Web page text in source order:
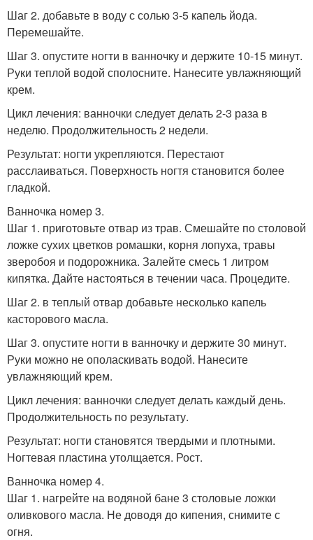
Шаг 2. добавьте в воду с солью 3-5 капель йода.
Перемешайте.
Шаг 3. опустите ногти в ванночку и держите 10-15 минут.
Руки теплой водой сполосните. Нанесите увлажняющий
крем.
Цикл лечения: ванночки следует делать 2-3 раза в
неделю. Продолжительность 2 недели.
Результат: ногти укрепляются. Перестают
расслаиваться. Поверхность ногтя становится более
гладкой.
Ванночка номер 3.
Шаг 1. приготовьте отвар из трав. Смешайте по столовой
ложке сухих цветков ромашки, корня лопуха, травы
зверобоя и подорожника. Залейте смесь 1 литром
кипятка. Дайте настояться в течении часа. Процедите.
Шаг 2. в теплый отвар добавьте несколько капель
касторового масла.
Шаг 3. опустите ногти в ванночку и держите 30 минут.
Руки можно не ополаскивать водой. Нанесите
увлажняющий крем.
Цикл лечения: ванночки следует делать каждый день.
Продолжительность по результату.
Результат: ногти становятся твердыми и плотными.
Ногтевая пластина утолщается. Рост.
Ванночка номер 4.
Шаг 1. нагрейте на водяной бане 3 столовые ложки
оливкового масла. Не доводя до кипения, снимите с
огня.